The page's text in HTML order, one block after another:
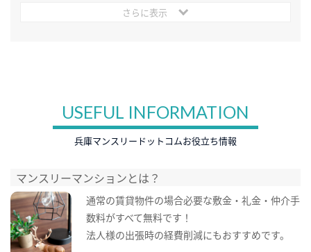
さらに表示
USEFUL INFORMATION
兵庫マンスリードットコムお役立ち情報
マンスリーマンションとは？
通常の賃貸物件の場合必要な敷金・礼金・仲介手
数料がすべて無料です！
法人様の出張時の経費削減にもおすすめです。